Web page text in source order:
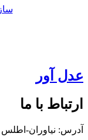
عدل آور
ارتباط با ما
آدرس: نیاوران-